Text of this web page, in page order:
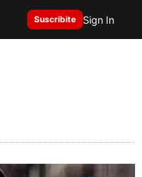
Suscribite Sign In